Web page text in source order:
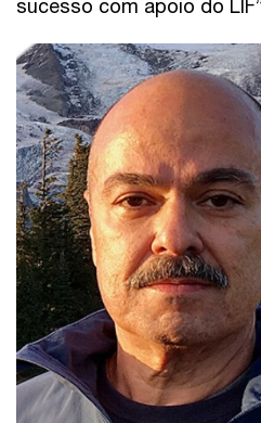
sucesso com apoio do